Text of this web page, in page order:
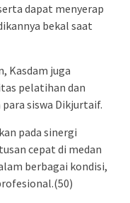
dapat menyerap
bekal saat
Kasdam juga
pelatihan dan
siswa Dikjurtaif.
pada sinergi
cepat di medan
berbagai kondisi,